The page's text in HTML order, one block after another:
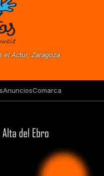
el Actur, Zaragoza
AnunciosComarca